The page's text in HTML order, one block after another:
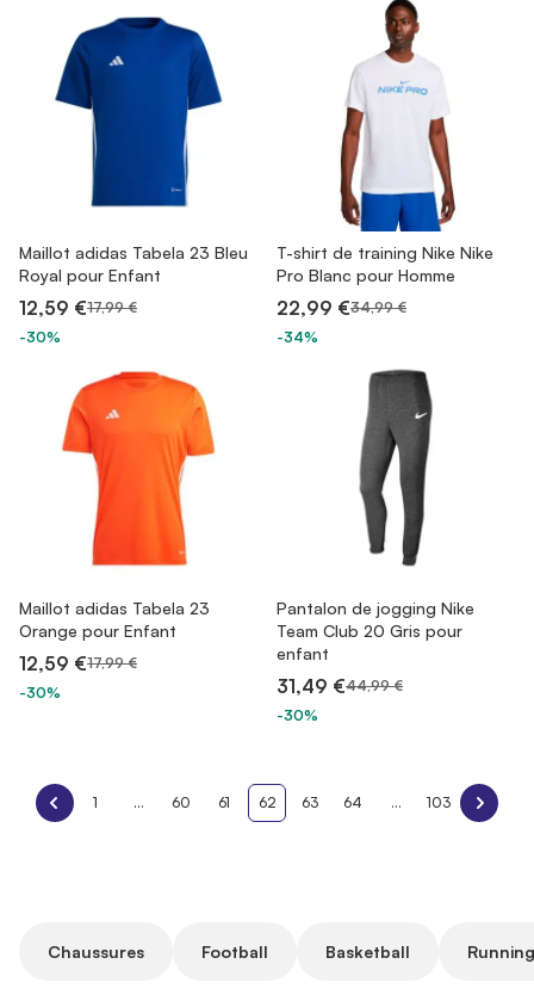
Maillot adidas Tabela 23 Bleu
Royal pour Enfant
12,59 €17,99 €
-30%
T-shirt de training Nike Nike
Pro Blanc pour Homme
22,99 €34,99 €
-34%
Maillot adidas Tabela 23
Orange pour Enfant
12,59 €17,99 €
-30%
Pantalon de jogging Nike
Team Club 20 Gris pour
enfant
31,49 €44,99 €
-30%
1 ... 60 61 62 63 64 ... 103
Chaussures Football Basketball